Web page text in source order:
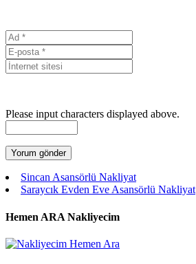
Please input characters displayed above.
Sincan Asansörlü Nakliyat
Saraycık Evden Eve Asansörlü Nakliyat
Hemen ARA Nakliyecim